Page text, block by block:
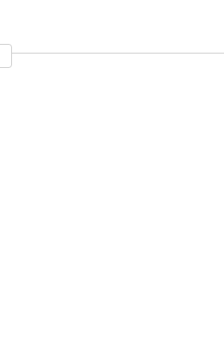
lid van de board of directors van
in Denver (CO) USA, de
van About Life & Finance en sinds
Bond Capital Partners te Breda,
Therapy en de Behavioral
maakte tot 2019 deel uit van het
waaronder ook de
was voor het opstellen en